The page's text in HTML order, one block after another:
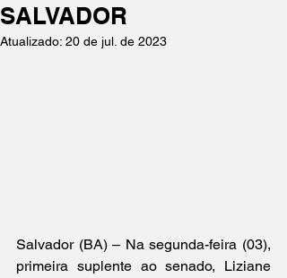
SALVADOR
Atualizado: 20 de jul. de 2023
Salvador (BA) – Na segunda-feira (03),
primeira suplente ao senado, Liziane